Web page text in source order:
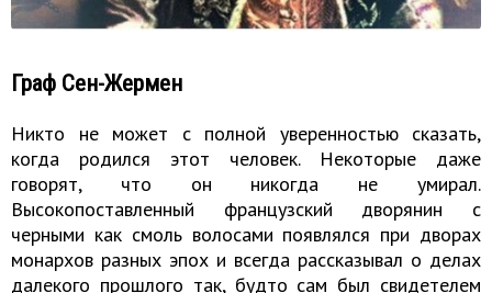
Граф Сен-Жермен
Никто не может с полной уверенностью сказать,
когда родился этот человек. Некоторые даже
говорят, что он никогда не умирал.
Высокопоставленный французский дворянин с
черными как смоль волосами появлялся при дворах
монархов разных эпох и всегда рассказывал о делах
далекого прошлого так, будто сам был свидетелем